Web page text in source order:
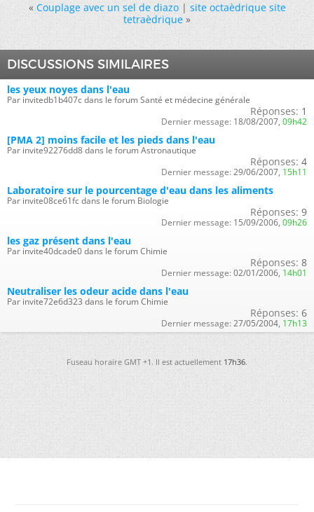
« Couplage avec un sel de diazo|site octaèdrique site
tetraèdrique »
DISCUSSIONS SIMILAIRES
les yeux noyes dans l'eau
Par invitedb1b407c dans le forum Santé et médecine générale
Réponses: 1
Dernier message: 18/08/2007, 09h42
[PMA 2] moins facile et les pieds dans l'eau
Par invite92276dd8 dans le forum Astronautique
Réponses: 4
Dernier message: 29/06/2007, 15h11
Laboratoire sur le pourcentage d'eau dans les aliments
Par invite08ce61fc dans le forum Biologie
Réponses: 9
Dernier message: 15/09/2006, 09h26
les gaz présent dans l'eau
Par invite40dcade0 dans le forum Chimie
Réponses: 8
Dernier message: 02/01/2006, 14h01
Neutraliser les odeur acide dans l'eau
Par invite72e6d323 dans le forum Chimie
Réponses: 6
Dernier message: 27/05/2004, 17h13
Fuseau horaire GMT +1. Il est actuellement17h36.